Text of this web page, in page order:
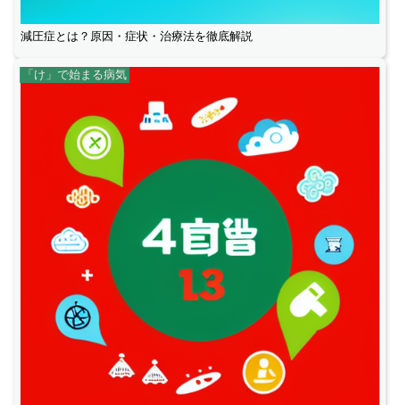
減圧症とは？原因・症状・治療法を徹底解説
「け」で始まる病気